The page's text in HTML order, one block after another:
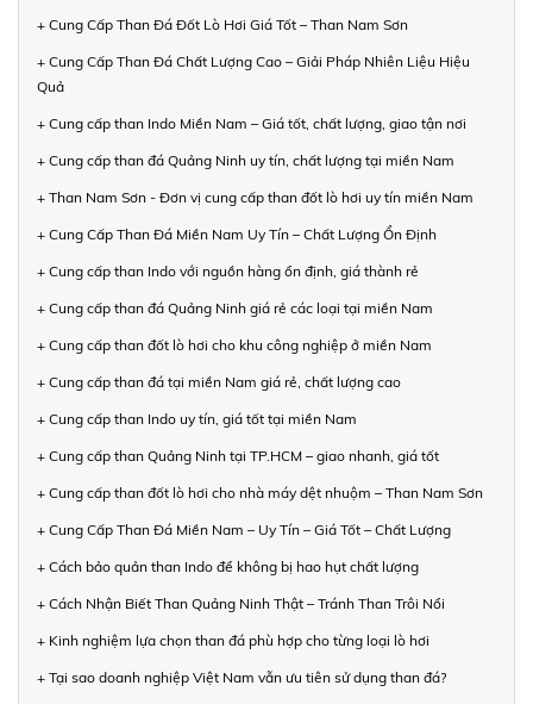
+ Cung Cấp Than Đá Đốt Lò Hơi Giá Tốt – Than Nam Sơn
+ Cung Cấp Than Đá Chất Lượng Cao – Giải Pháp Nhiên Liệu Hiệu
Quả
+ Cung cấp than Indo Miền Nam – Giá tốt, chất lượng, giao tận nơi
+ Cung cấp than đá Quảng Ninh uy tín, chất lượng tại miền Nam
+ Than Nam Sơn - Đơn vị cung cấp than đốt lò hơi uy tín miền Nam
+ Cung Cấp Than Đá Miền Nam Uy Tín – Chất Lượng Ổn Định
+ Cung cấp than Indo với nguồn hàng ổn định, giá thành rẻ
+ Cung cấp than đá Quảng Ninh giá rẻ các loại tại miền Nam
+ Cung cấp than đốt lò hơi cho khu công nghiệp ở miền Nam
+ Cung cấp than đá tại miền Nam giá rẻ, chất lượng cao
+ Cung cấp than Indo uy tín, giá tốt tại miền Nam
+ Cung cấp than Quảng Ninh tại TP.HCM – giao nhanh, giá tốt
+ Cung cấp than đốt lò hơi cho nhà máy dệt nhuộm – Than Nam Sơn
+ Cung Cấp Than Đá Miền Nam – Uy Tín – Giá Tốt – Chất Lượng
+ Cách bảo quản than Indo để không bị hao hụt chất lượng
+ Cách Nhận Biết Than Quảng Ninh Thật – Tránh Than Trôi Nổi
+ Kinh nghiệm lựa chọn than đá phù hợp cho từng loại lò hơi
+ Tại sao doanh nghiệp Việt Nam vẫn ưu tiên sử dụng than đá?